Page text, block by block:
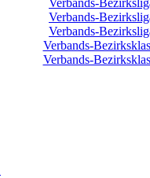
Verbands-
Verbands-
Verbands-
Verbands-